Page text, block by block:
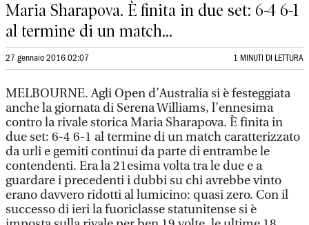
Maria Sharapova. È finita in due set: 6-4 6-1
al termine di un match...
27 gennaio 2016 02:07 1 MINUTI DI LETTURA
MELBOURNE. Agli Open d’Australia si è festeggiata
anche la giornata di Serena Williams, l’ennesima
contro la rivale storica Maria Sharapova. È finita in
due set: 6-4 6-1 al termine di un match caratterizzato
da urli e gemiti continui da parte di entrambe le
contendenti. Era la 21esima volta tra le due e a
guardare i precedenti i dubbi su chi avrebbe vinto
erano davvero ridotti al lumicino: quasi zero. Con il
successo di ieri la fuoriclasse statunitense si è